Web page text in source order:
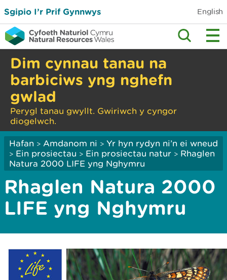
Sgipio I’r Prif Gynnwys English
Dim cynnau tanau na
barbiciws yng nghefn
gwlad
Perygl tanau gwyllt. Gwiriwch y cyngor
diogelwch.
Hafan > Amdanom ni > Yr hyn rydyn ni’n ei wneud
> Ein prosiectau > Ein prosiectau natur > Rhaglen
Natura 2000 LIFE yng Nghymru
Rhaglen Natura 2000
LIFE yng Nghymru